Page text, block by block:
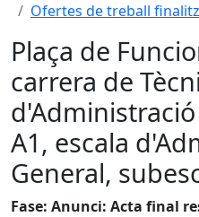
Ofertes de treball
Plaça de
carrera de
A1, escala
General,
Fase: Anunci: Acta final